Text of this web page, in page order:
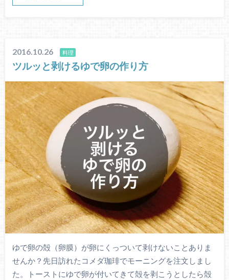
2016.10.26 料理
ツルッと剥けるゆで卵の作り方
ゆで卵の殻（卵膜）が卵にくっついて剥けないことありま
せんか？先日訪れたコメダ珈琲でモーニングを注文しまし
た。トーストにゆで卵が付いてきて殻を剥こうとしたら殻